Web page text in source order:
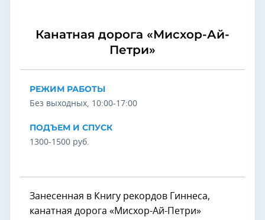
Канатная дорога «Мисхор-Ай-
Петри»
РЕЖИМ РАБОТЫ
Без выходных, 10:00-17:00
ПОДЪЕМ И СПУСК
1300-1500 руб.
Занесенная в Книгу рекордов Гиннеса,
канатная дорога «Мисхор-Ай-Петри»